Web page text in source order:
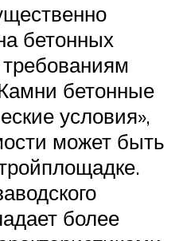
бетонных
требованиям
бетонные
условия»,
может быть
более